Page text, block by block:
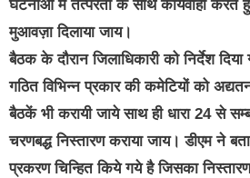
घटनाओं में तत्परता के साथ कार्यवाही करते
मुआवज़ा दिलाया जाय।
बैठक के दौरान जिलाधिकारी को निर्देश
गठित विभिन्न प्रकार की कमेटियों को
बैठकें भी करायी जाये साथ ही धारा 24 से
चरणबद्ध निस्तारण कराया जाय। डीएम ने
प्रकरण चिन्हित किये गये है जिसका